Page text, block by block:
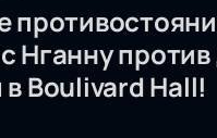
Нганну
Boulivard Hall!